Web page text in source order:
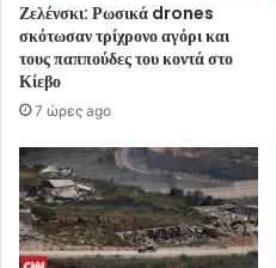
Ζελένσκι: Ρωσικά drones
σκότωσαν τρίχρονο αγόρι και
τους παππούδες του κοντά στο
Κίεβο
7 ώρες ago